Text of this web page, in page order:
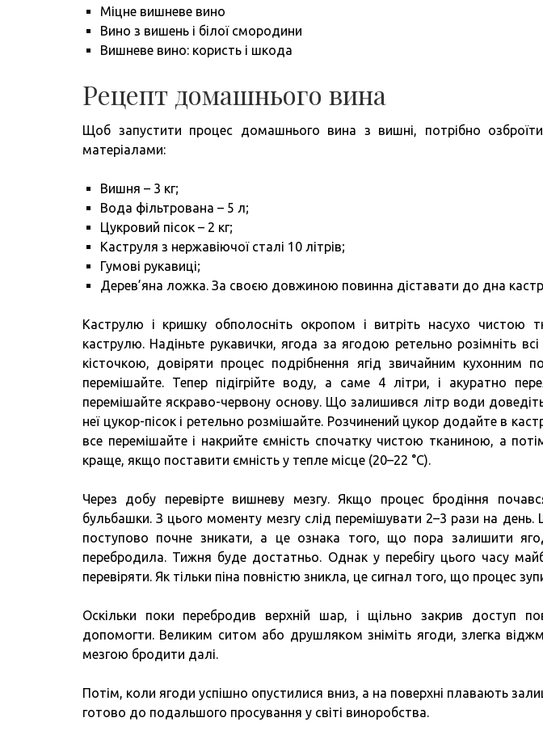
Міцне вишневе вино
Вино з вишень і білої смородини
Вишневе вино: користь і шкода
Рецепт домашнього вина
Щоб запустити процес домашнього вина з вишні, потрібно
матеріалами:
Вишня – 3 кг;
Вода фільтрована – 5 л;
Цукровий пісок – 2 кг;
Каструля з нержавіючої сталі 10 літрів;
Гумові рукавиці;
Дерев’яна ложка. За своєю довжиною повинна діставати до дна
Каструлю і кришку обполосніть окропом і витріть насухо чистою
каструлю. Надіньте рукавички, ягода за ягодою ретельно розімніть
кісточкою, довіряти процес подрібнення ягід звичайним кухонним
перемішайте. Тепер підігрійте воду, а саме 4 літри, і акуратно
перемішайте яскраво-червону основу. Що залишився літр води
неї цукор-пісок і ретельно розмішайте. Розчинений цукор додайте в
все перемішайте і накрийте ємність спочатку чистою тканиною, а
краще, якщо поставити ємність у тепле місце (20–22 °C).
Через добу перевірте вишневу мезгу. Якщо процес бродіння
бульбашки. З цього моменту мезгу слід перемішувати 2–3 рази на день.
поступово почне зникати, а це ознака того, що пора залишити
перебродила. Тижня буде достатньо. Однак у перебігу цього часу
перевіряти. Як тільки піна повністю зникла, це сигнал того, що процес
Оскільки поки перебродив верхній шар, і щільно закрив доступ
допомогти. Великим ситом або друшляком зніміть ягоди, злегка
мезгою бродити далі.
Потім, коли ягоди успішно опустилися вниз, а на поверхні плавають
готово до подальшого просування у світі виноробства.